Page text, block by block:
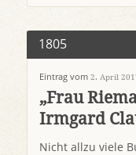
1805
Eintrag vom 2. April
„Frau
Irmgard
Nicht allzu viele